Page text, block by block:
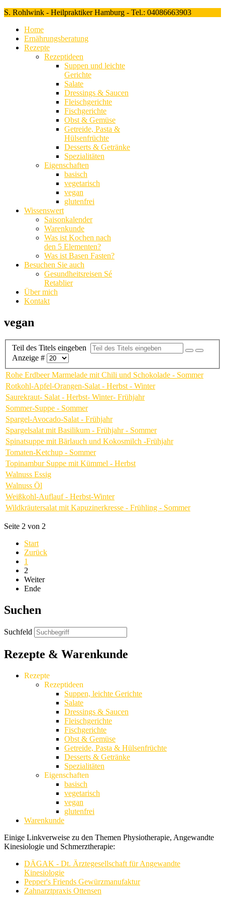
S. Rohlwink - Heilpraktiker Hamburg - Tel.: 04086663903
Home
Ernährungsberatung
Rezepte
Rezeptideen
Suppen und leichte
Gerichte
Salate
Dressings & Saucen
Fleischgerichte
Fischgerichte
Obst & Gemüse
Getreide, Pasta &
Hülsenfrüchte
Desserts & Getränke
Spezialitäten
Eigenschaften
basisch
vegetarisch
vegan
glutenfrei
Wissenswert
Saisonkalender
Warenkunde
Was ist Kochen nach
den 5 Elementen?
Was ist Basen Fasten?
Besuchen Sie auch
Gesundheitsreisen Sé
Retablier
Über mich
Kontakt
vegan
Teil des Titels eingeben
Anzeige #
Rohe Erdbeer Marmelade mit Chili und Schokolade - Sommer
Rotkohl-Apfel-Orangen-Salat - Herbst - Winter
Saurekraut- Salat - Herbst- Winter- Frühjahr
Sommer-Suppe - Sommer
Spargel-Avocado-Salat - Frühjahr
Spargelsalat mit Basilikum - Frühjahr - Sommer
Spinatsuppe mit Bärlauch und Kokosmilch -Frühjahr
Tomaten-Ketchup - Sommer
Topinambur Suppe mit Kümmel - Herbst
Walnuss Essig
Walnuss Öl
Weißkohl-Auflauf - Herbst-Winter
Wildkräutersalat mit Kapuzinerkresse - Frühling - Sommer
Seite 2 von 2
Start
Zurück
1
2
Weiter
Ende
Suchen
Suchfeld
Rezepte & Warenkunde
Rezepte
Rezeptideen
Suppen, leichte Gerichte
Salate
Dressings & Saucen
Fleischgerichte
Fischgerichte
Obst & Gemüse
Getreide, Pasta & Hülsenfrüchte
Desserts & Getränke
Spezialitäten
Eigenschaften
basisch
vegetarisch
vegan
glutenfrei
Warenkunde
Einige Linkverweise zu den Themen Physiotherapie, Angewandte
Kinesiologie und Schmerztherapie:
DÄGAK - Dt. Ärztegesellschaft für Angewandte
Kinesiologie
Pepper's Friends Gewürzmanufaktur
Zahnarztpraxis Ottensen